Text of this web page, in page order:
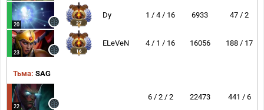
20 27
Dy 1 / 4 / 16 6933 47 / 2
23 16
ELeVeN 4 / 1 / 16 16056 188 / 17
Тьма: SAG
22
6 / 2 / 2 22473 441 / 6